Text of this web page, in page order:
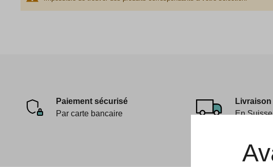
Paiement sécurisé
Par carte bancaire
Livraison
En